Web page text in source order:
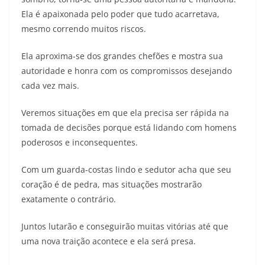
Ela é apaixonada pelo poder que tudo acarretava,
mesmo correndo muitos riscos.
Ela aproxima-se dos grandes chefões e mostra sua
autoridade e honra com os compromissos desejando
cada vez mais.
Veremos situações em que ela precisa ser rápida na
tomada de decisões porque está lidando com homens
poderosos e inconsequentes.
Com um guarda-costas lindo e sedutor acha que seu
coração é de pedra, mas situações mostrarão
exatamente o contrário.
Juntos lutarão e conseguirão muitas vitórias até que
uma nova traição acontece e ela será presa.